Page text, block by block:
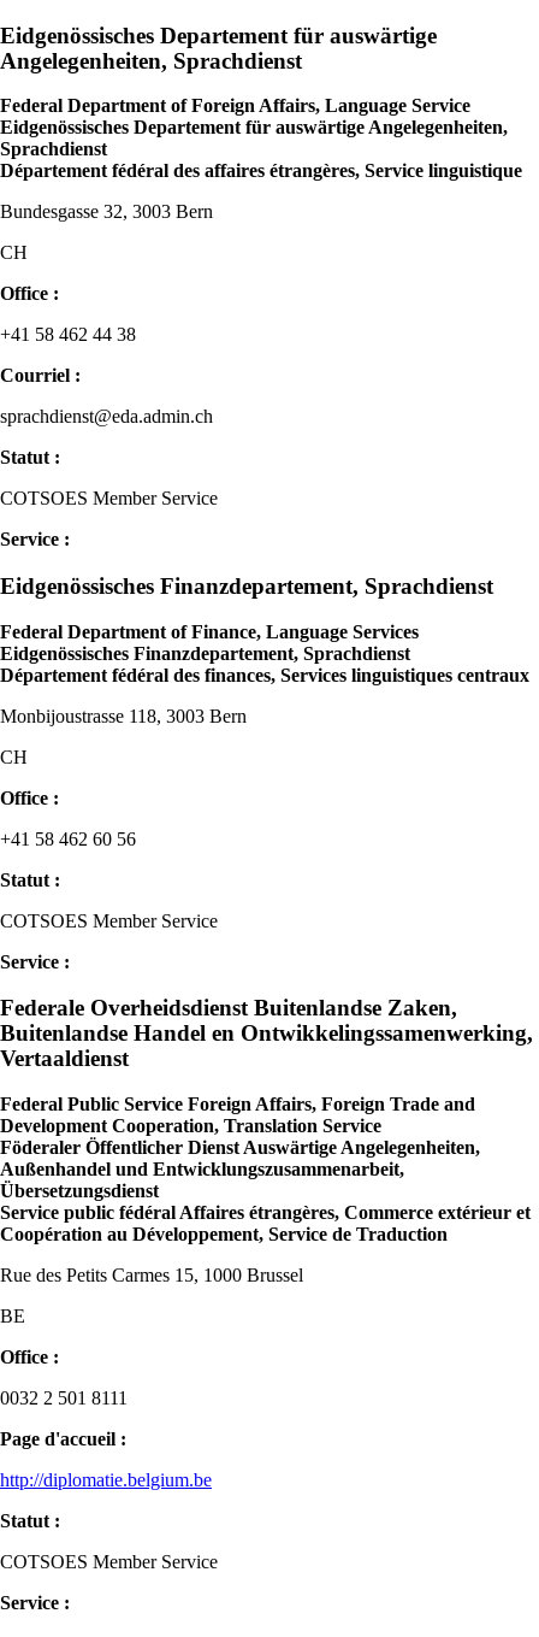
Eidgenössisches Departement für auswärtige
Angelegenheiten, Sprachdienst
Federal Department of Foreign Affairs, Language Service
Eidgenössisches Departement für auswärtige Angelegenheiten,
Sprachdienst
Département fédéral des affaires étrangères, Service linguistique
Bundesgasse 32, 3003 Bern
CH
Office :
+41 58 462 44 38
Courriel :
sprachdienst@eda.admin.ch
Statut :
COTSOES Member Service
Service :
Eidgenössisches Finanzdepartement, Sprachdienst
Federal Department of Finance, Language Services
Eidgenössisches Finanzdepartement, Sprachdienst
Département fédéral des finances, Services linguistiques centraux
Monbijoustrasse 118, 3003 Bern
CH
Office :
+41 58 462 60 56
Statut :
COTSOES Member Service
Service :
Federale Overheidsdienst Buitenlandse Zaken,
Buitenlandse Handel en Ontwikkelingssamenwerking,
Vertaaldienst
Federal Public Service Foreign Affairs, Foreign Trade and
Development Cooperation, Translation Service
Föderaler Öffentlicher Dienst Auswärtige Angelegenheiten,
Außenhandel und Entwicklungszusammenarbeit,
Übersetzungsdienst
Service public fédéral Affaires étrangères, Commerce extérieur et
Coopération au Développement, Service de Traduction
Rue des Petits Carmes 15, 1000 Brussel
BE
Office :
0032 2 501 8111
Page d'accueil :
http://diplomatie.belgium.be
Statut :
COTSOES Member Service
Service :